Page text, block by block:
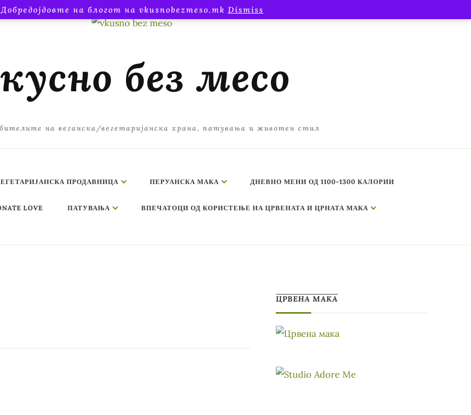
Добредојдовте на блогот на vkusnobezmeso.mk Dismiss
без месо
на веганска/вегетаријанска храна, патувања и животен стил
ПРОДАВНИЦА ПЕРУАНСКА МАКА ДНЕВНО МЕНИ ОД 1100-1300 КАЛОРИИ
LOVE ПАТУВАЊА ВПЕЧАТОЦИ ОД КОРИСТЕЊЕ НА ЦРВЕНАТА И ЦРНАТА МАКА
ЦРВЕНА МАКА